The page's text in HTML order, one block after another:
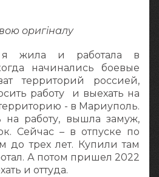
оригіналy
жила и работала в
начинались боевые
территорий россией,
работу и выехать на
- в Мариуполь.
на работу, вышла замуж,
Сейчас – в отпуске по
до трех лет. Купили там
А потом пришел 2022
и оттуда.